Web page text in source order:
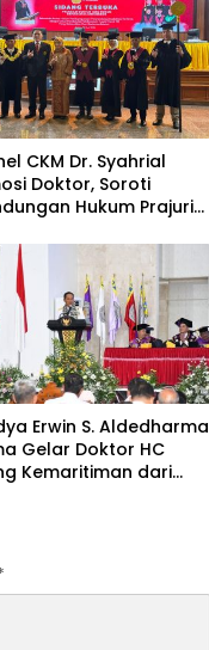
CKM Dr. Syahrial
Doktor, Soroti
Hukum Prajurit
Erwin S. Aldedharma
Gelar Doktor HC
Kemaritiman dari